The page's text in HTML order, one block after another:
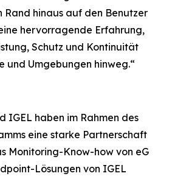
Rand hinaus auf den Benutzer
hervorragende Erfahrung,
Schutz und Kontinuität
und Umgebungen hinweg.“
IGEL haben im Rahmen des
eine starke Partnerschaft
Monitoring-Know-how von eG
Lösungen von IGEL